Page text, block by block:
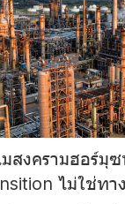
สงครามฮอร์มุ
ไม่ใช่ทา